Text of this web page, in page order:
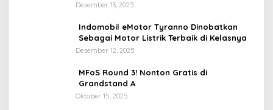
Desember 13, 2025
Indomobil eMotor Tyranno Dinobatkan
Sebagai Motor Listrik Terbaik di Kelasnya
Desember 12, 2025
MFoS Round 3! Nonton Gratis di
Grandstand A
Oktober 15, 2025